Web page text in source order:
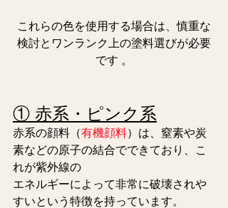
これらの色を使用する場合は、慎重な
検討とワンランク上の塗料選びが必要
です 。
① 赤系・ピンク系
赤系の顔料（有機顔料）は、窒素や炭
素などの原子の結合でできており、こ
れが紫外線の
エネルギーによって非常に破壊されや
すいという特徴を持っています。